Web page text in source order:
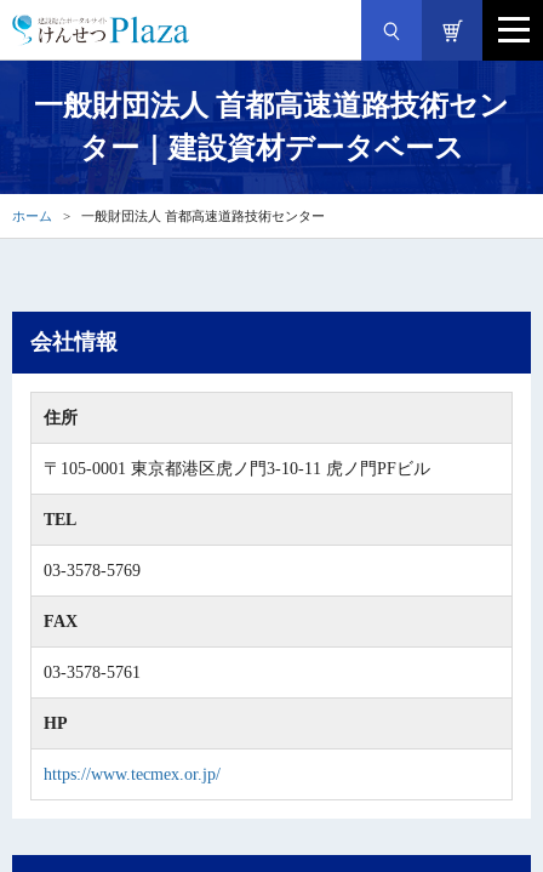
一般財団法人 首都高速道路技術セン
ター｜建設資材データベース
ホーム 一般財団法人 首都高速道路技術センター
会社情報
住所
〒105-0001 東京都港区虎ノ門3-10-11 虎ノ門PFビル
TEL
03-3578-5769
FAX
03-3578-5761
HP
https://www.tecmex.or.jp/